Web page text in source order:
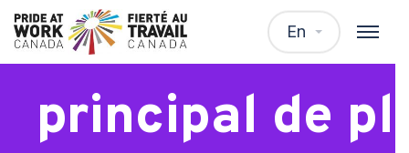
En
principal de